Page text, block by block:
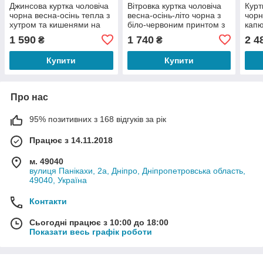
Джинсова куртка чоловіча
чорна весна-осінь тепла з
хутром та кишенями на
грудях без капюшона Total
Good
1 590 ₴
Купити
Вітровка куртка чоловіча
весна-осінь-літо чорна з
біло-червоним принтом з
1 740₴
Купити
2
Про нас
95% позитивних з 168 відгуків за рік
Працює з 14.11.2018
м. 49040
вулиця Панікахи, 2а, Дніпро, Дніпропетровська область,
49040, Україна
Контакти
Сьогодні працює з 10:00 до 18:00
Показати весь графік роботи